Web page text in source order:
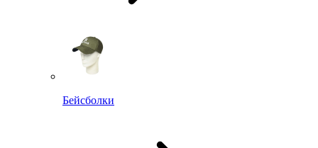
Бейсболки